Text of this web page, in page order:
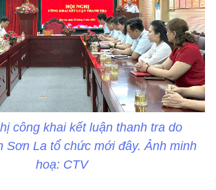
công khai kết luận thanh tra do
Sơn La tổ chức mới đây. Ảnh minh
hoạ: CTV